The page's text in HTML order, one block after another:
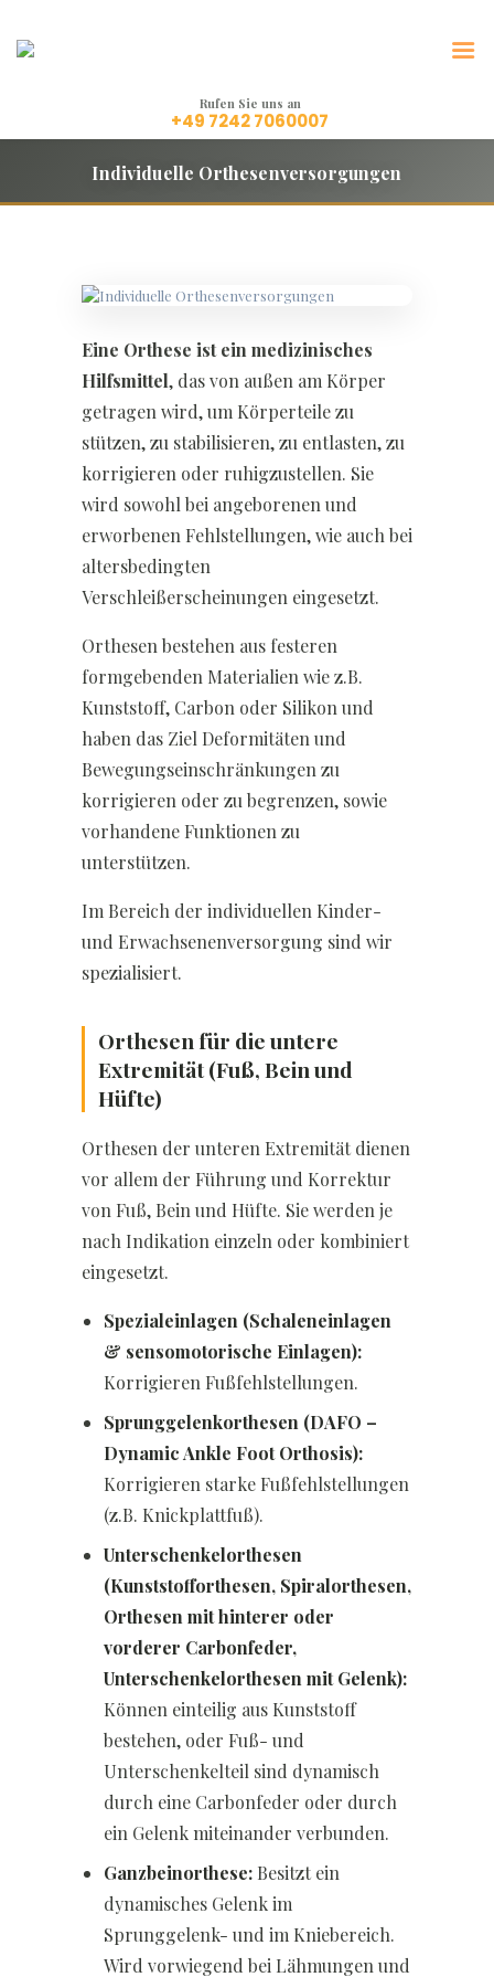
Rufen Sie uns an
+49 7242 7060007
Individuelle Orthesenversorgungen
Eine Orthese ist ein medizinisches
Hilfsmittel, das von außen am Körper
getragen wird, um Körperteile zu
stützen, zu stabilisieren, zu entlasten, zu
korrigieren oder ruhigzustellen. Sie
wird sowohl bei angeborenen und
erworbenen Fehlstellungen, wie auch bei
altersbedingten
Verschleißerscheinungen eingesetzt.
Orthesen bestehen aus festeren
formgebenden Materialien wie z.B.
Kunststoff, Carbon oder Silikon und
haben das Ziel Deformitäten und
Bewegungseinschränkungen zu
korrigieren oder zu begrenzen, sowie
vorhandene Funktionen zu
unterstützen.
Im Bereich der individuellen Kinder-
und Erwachsenenversorgung sind wir
spezialisiert.
Orthesen für die untere
Extremität (Fuß, Bein und
Hüfte)
Orthesen der unteren Extremität dienen
vor allem der Führung und Korrektur
von Fuß, Bein und Hüfte. Sie werden je
nach Indikation einzeln oder kombiniert
eingesetzt.
Spezialeinlagen (Schaleneinlagen
& sensomotorische Einlagen):
Korrigieren Fußfehlstellungen.
Sprunggelenkorthesen (DAFO –
Dynamic Ankle Foot Orthosis):
Korrigieren starke Fußfehlstellungen
(z.B. Knickplattfuß).
Unterschenkelorthesen
(Kunststofforthesen, Spiralorthesen,
Orthesen mit hinterer oder
vorderer Carbonfeder,
Unterschenkelorthesen mit Gelenk):
Können einteilig aus Kunststoff
bestehen, oder Fuß- und
Unterschenkelteil sind dynamisch
durch eine Carbonfeder oder durch
ein Gelenk miteinander verbunden.
Ganzbeinorthese:Besitzt ein
dynamisches Gelenk im
Sprunggelenk- und im Kniebereich.
Wird vorwiegend bei Lähmungen und